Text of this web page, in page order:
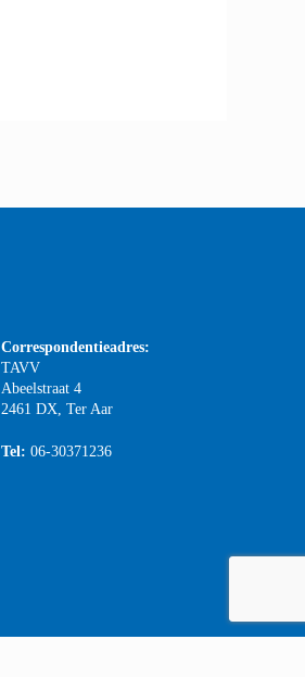
Correspondentieadres:
TAVV
Abeelstraat 4
2461 DX, Ter Aar
Tel: 06-30371236